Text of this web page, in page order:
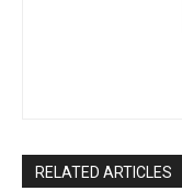
RELATED ARTICLES